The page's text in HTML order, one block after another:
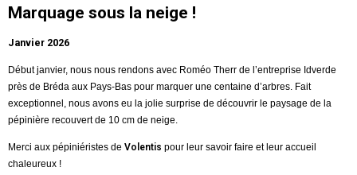
Marquage sous la neige !
Janvier 2026
Début janvier, nous nous rendons avec Roméo Therr de l’entreprise Idverde
près de Bréda aux Pays-Bas pour marquer une centaine d’arbres. Fait
exceptionnel, nous avons eu la jolie surprise de découvrir le paysage de la
pépinière recouvert de 10 cm de neige.
Merci aux pépiniéristes de Volentis pour leur savoir faire et leur accueil
chaleureux !